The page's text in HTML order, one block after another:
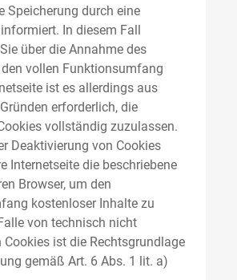
Speicherung durch eine
In diesem Fall
über die Annahme des
den vollen Funktionsumfang
ist es allerdings aus
erforderlich, die
vollständig zuzulassen.
Deaktivierung von Cookies
Internetseite die beschriebene
Browser, um den
kostenloser Inhalte zu
von technisch nicht
Cookies ist die Rechtsgrundlage
gemäß Art. 6 Abs. 1 lit. a)